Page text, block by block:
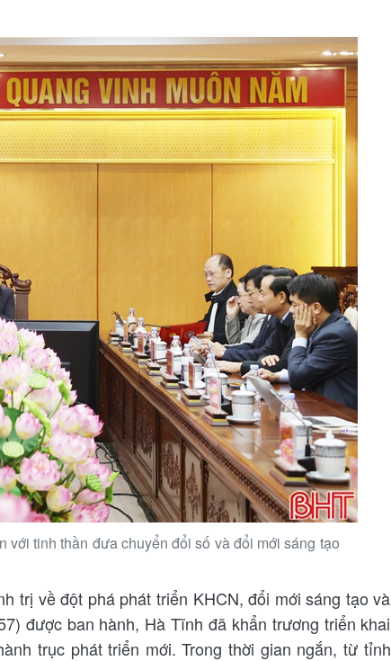
tinh thần đưa chuyển đổi số và đổi mới sáng tạo
trị về đột phá phát triển KHCN, đổi mới sáng tạo và
được ban hành, Hà Tĩnh đã khẩn trương triển khai
trục phát triển mới. Trong thời gian ngắn, từ tỉnh